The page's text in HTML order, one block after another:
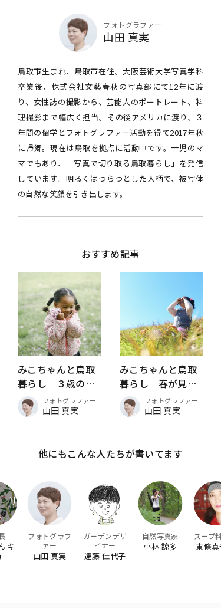
フォトグラファー
山田 真実
鳥取市生まれ、鳥取市在住。大阪芸術大学写真学科
卒業後、株式会社文藝春秋の写真部にて12年に渡
り、女性誌の撮影から、芸能人のポートレート、料
理撮影まで幅広く担当。その後アメリカに渡り、３
年間の留学とフォトグラファー活動を得て2017年秋
に帰郷。現在は鳥取を拠点に活動中です。一児のマ
マでもあり、「写真で切り取る鳥取暮らし」を発信
しています。明るくはつらつとした人柄で、被写体
の自然な笑顔を引き出します。
おすすめ記事
みこちゃんと鳥取
暮らし ３歳のき
ろく
フォトグラファー
山田 真実
みこちゃんと鳥取
暮らし 春が見え
てるかな？フォトグラファー
山田 真実
他にもこんな人たちが書いてます
キ
フォトグラフ
ァー
山田 真実
ガーデンデザ
イナー
遠藤 佳代子
自然写真家
小林 諒多
スープ
東條真